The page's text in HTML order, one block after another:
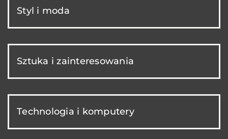
Styl i moda
Sztuka i zainteresowania
Technologia i komputery